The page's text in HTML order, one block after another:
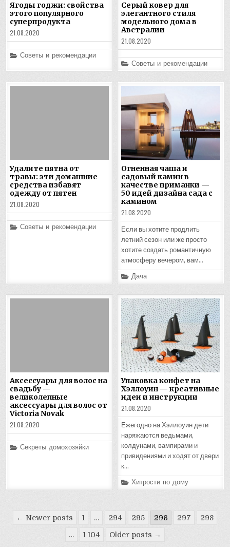
Ягоды годжи: свойства
этого популярного
суперпродукта
21.08.2020
Posted
Советы и рекомендации
Серый ковер для
элегантного стиля
модельного дома в
Австралии
21.08.2020
Posted
in
Советы и рекомендации
Удалите пятна от
травы: эти домашние
средства избавят
одежду от пятен
21.08.2020
Posted
Советы и рекомендации
Огненная чаша и
садовый камин в
качестве приманки —
50 идей дизайна сада с
камином
21.08.2020
Если вы хотите продлить
летний сезон или же просто
хотите создать романтичную
атмосферу вечером, вам…
Posted
in
Дача
Аксессуары для волос на
свадьбу —
великолепные
аксессуары для волос от
Victoria Novak
21.08.2020
Posted
Секреты домохозяйки
Упаковка конфет на
Хэллоуин — креативные
идеи и инструкции
21.08.2020
Ежегодно на Хэллоуин дети
наряжаются ведьмами,
колдунами, вампирами и
привидениями и ходят от двери
к…
Posted
in
Хитрости по дому
Пагинация
← Newer posts 1 … 294 295 296 297 298
… 1 104 Older posts →